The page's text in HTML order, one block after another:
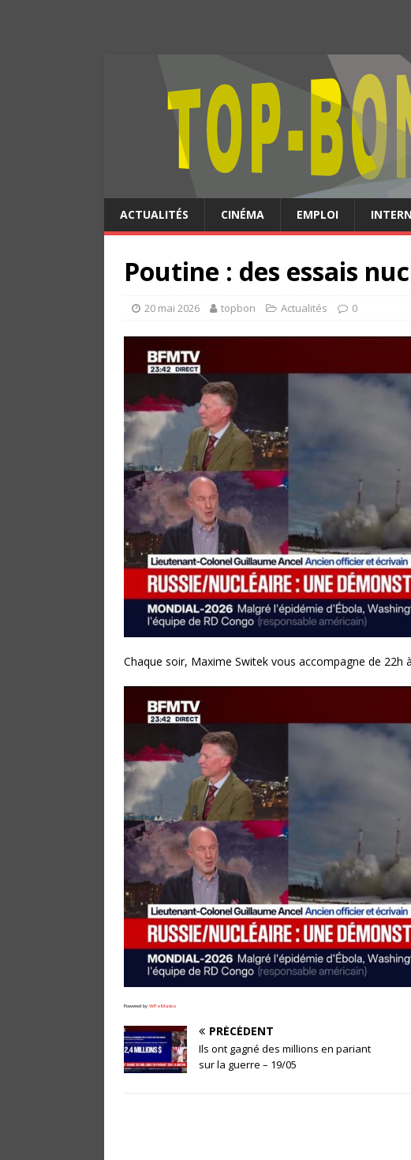
ACTUALITÉS CINÉMA EMPLOI
Poutine : des essais
20 mai 2026 topbon Actualités 0
Chaque soir, Maxime Switek vous accompagne de 22h
Powered by WPeMatico
PRÉCÉDENT
Ils ont gagné des millions en pariant
sur la guerre – 19/05